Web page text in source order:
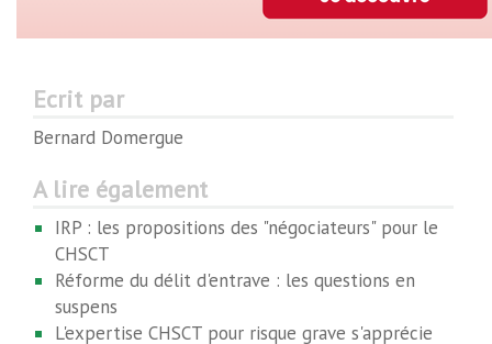
Ecrit par
Bernard Domergue
A lire également
IRP : les propositions des "négociateurs" pour le
CHSCT
Réforme du délit d'entrave : les questions en
suspens
L'expertise CHSCT pour risque grave s'apprécie